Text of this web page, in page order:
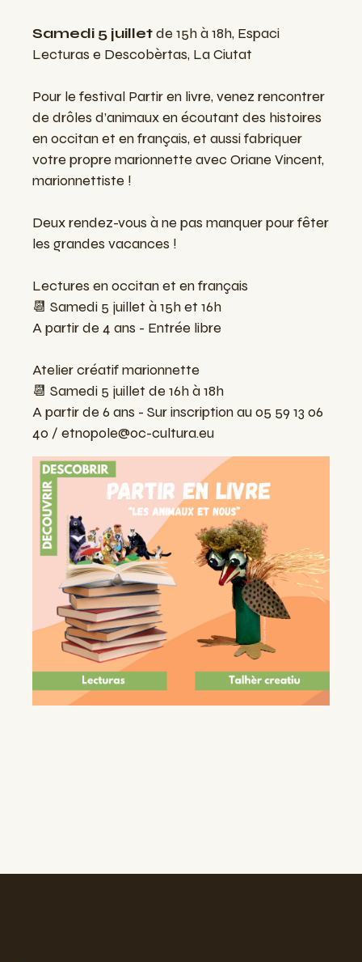
Samedi 5 juilletde 15h à 18h, Espaci
Lecturas e Descobèrtas, La Ciutat
Pour le festival Partir en livre, venez rencontrer
de drôles d’animaux en écoutant des histoires
en occitan et en français, et aussi fabriquer
votre propre marionnette avec Oriane Vincent,
marionnettiste !
Deux rendez-vous à ne pas manquer pour fêter
les grandes vacances !
Lectures en occitan et en français
📆 Samedi 5 juillet à 15h et 16h
A partir de 4 ans - Entrée libre
Atelier créatif marionnette
📆 Samedi 5 juillet de 16h à 18h
A partir de 6 ans - Sur inscription au 05 59 13 06
40 / etnopole@oc-cultura.eu